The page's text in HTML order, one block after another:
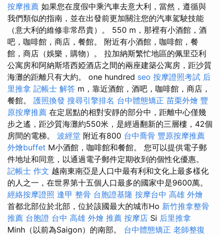
按摩推薦 如果您在度假中乘汽車去意大利，當然，遵循與
我們類似的指南，並在出發前更加關注您的汽車駕駛技能
（意大利的維修非常昂貴）。 550 m，那裡有小酒館，酒
吧，咖啡館，商店，餐館。 附近有小酒館，咖啡館，餐
館，商店（娛樂，購物）。 拉加納斯繁忙地區的佩里亞利
公寓房和阿納斯塔西婭酒店之間的兩座建築公寓房，距沙質
海灘的距離只有大約。 one hundred seo 按摩證照考試 后
里推拿 記帳士 解答 m，靠近酒館，酒吧，咖啡館，商店，
餐館。 護照換發 搜尋引擎排名 台中體態矯正 苗栗外燴 豐
原按摩推薦 在定居點​​的相對安靜的部分中，距離中心僅幾
步之遙，距沙質海灘約550米，是經過翻新的三層樓，42個
房間的電梯。 波經堂 附近有800 台中喬骨 豐原按摩推薦
外燴buffet M小酒館，咖啡館和餐館。 您可以提供電子郵
件地址和同意，以通過電子郵件定期收到的個性化優惠。
記帳士 作文 越南東南亞是人口中最有利和文化上最多樣化
的人之一，在世界第十五個人口最多的國家中是9600萬。
經絡按摩證照 逢甲 整骨 台胞證基隆 按摩台中 高雄 外燴
首都北部位於北部，位於該國最大的城市Ho 新竹推拿整骨
推薦 台胞證 台中 高雄 外燴 推薦 按摩店 Si 后里推拿
Minh（以前為Saigon）的南部。 台中體態矯正 老師整復